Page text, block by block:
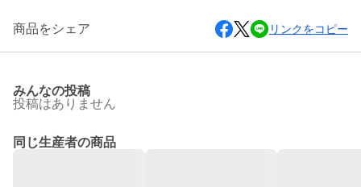
商品をシェア リンクをコピー
みんなの投稿
投稿はありません
同じ生産者の商品